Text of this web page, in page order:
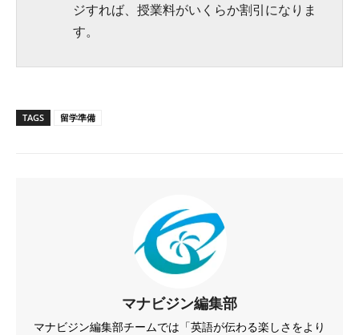
ジすれば、授業料がいくらか割引になりま
す。
TAGS 留学準備
マナビジン編集部
マナビジン編集部チームでは「英語が伝わる楽しさをより